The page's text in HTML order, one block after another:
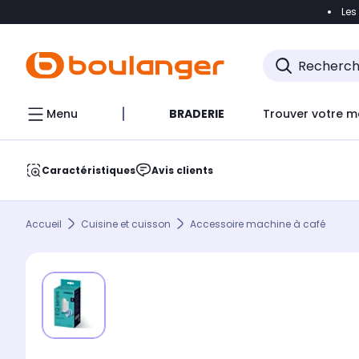
Accéder
Menu BRADERIE Trouver votre
Caractéristiques Avis clients
Accueil Cuisine et cuisson Accessoire machine à café